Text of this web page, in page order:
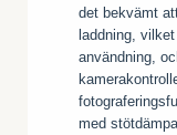
det bekvämt
laddning,
användning,
med